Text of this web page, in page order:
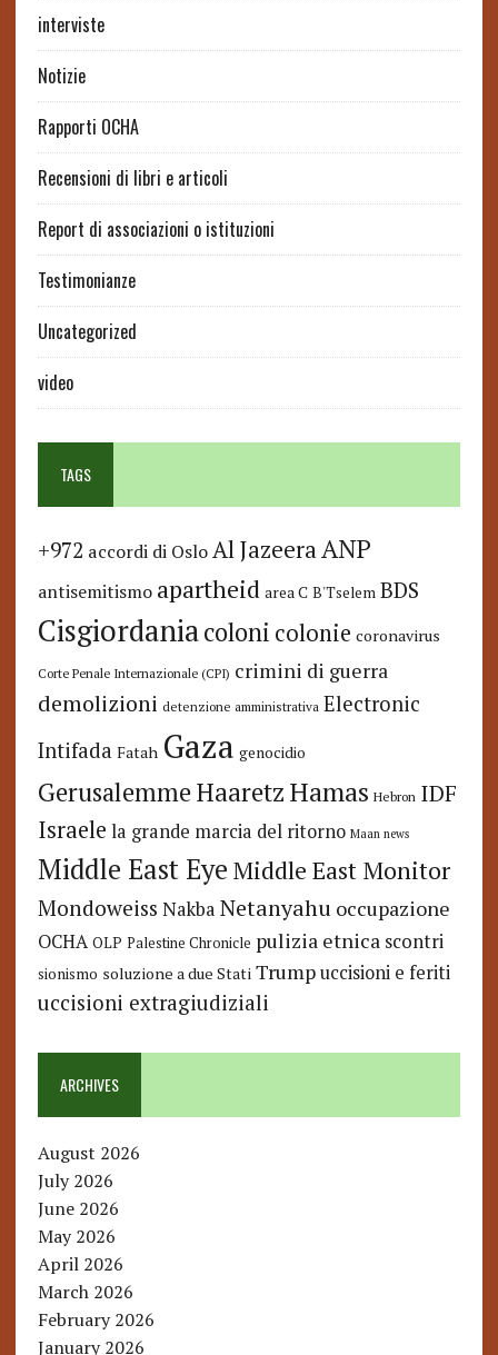
interviste
Notizie
Rapporti OCHA
Recensioni di libri e articoli
Report di associazioni o istituzioni
Testimonianze
Uncategorized
video
TAGS
+972 accordi di Oslo Al JazeeraANP
antisemitismo apartheid area C B'Tselem BDS
Cisgiordaniacoloni colonie coronavirus
Corte Penale Internazionale (CPI) crimini di guerra
demolizioni detenzione amministrativa Electronic
Intifada Fatah Gaza genocidio
GerusalemmeHaaretzHamas Hebron IDF
Israele la grande marcia del ritorno Maan news
Middle East Eye Middle East Monitor
Mondoweiss Nakba Netanyahu occupazione
OCHA OLP Palestine Chronicle pulizia etnica scontri
sionismo soluzione a due Stati Trump uccisioni e feriti
uccisioni extragiudiziali
ARCHIVES
August 2026
July 2026
June 2026
May 2026
April 2026
March 2026
February 2026
January 2026